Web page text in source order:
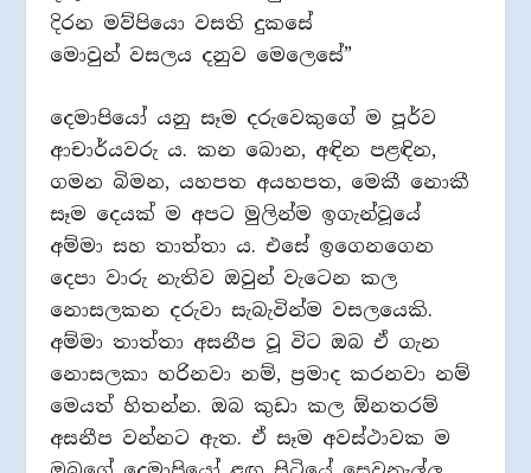
දිරන මව්පියො වසති දුකසේ
මොවුන් වසලය දනුව මෙලෙසේ”
දෙමාපියෝ යනු සෑම දරුවෙකුගේ ම පූර්ව
ආචාර්යවරු ය. කන බොන, අඳින පළඳින,
ගමන බිමන, යහපත අයහපත, මෙකී නොකී
සෑම දෙයක් ම අපට මුලින්ම ඉගැන්වූයේ
අම්මා සහ තාත්තා ය. එසේ ඉගෙනගෙන
දෙපා වාරු නැතිව ඔවුන් වැටෙන කල
නොසලකන දරුවා සැබැවින්ම වසලයෙකි.
අම්මා තාත්තා අසනීප වූ විට ඔබ ඒ ගැන
නොසලකා හරිනවා නම්, ප්‍රමාද කරනවා නම්
මෙයත් හිතන්න. ඔබ කුඩා කල ඕනතරම්
අසනීප වන්නට ඇත. ඒ සෑම අවස්ථාවක ම